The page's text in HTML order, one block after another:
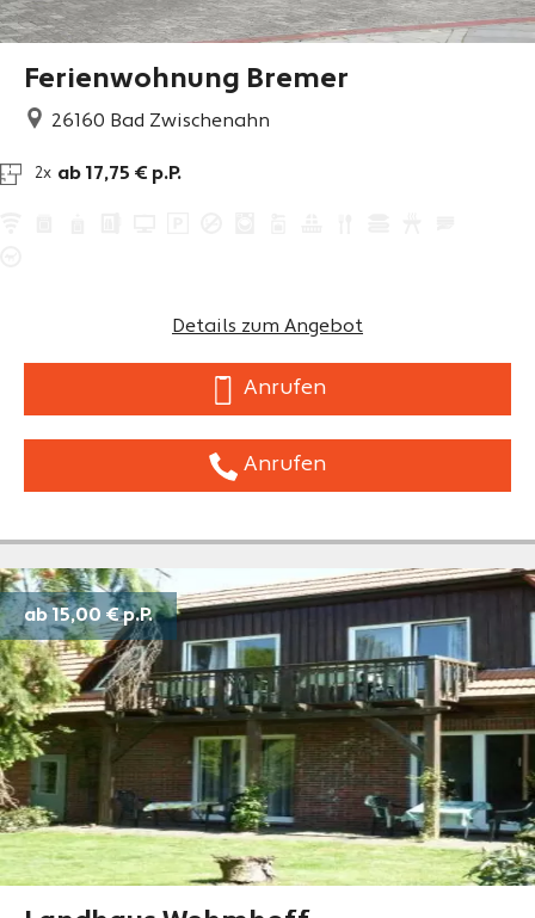
Ferienwohnung Bremer
26160 Bad Zwischenahn
2x ab 17,75 € p.P.
Details zum Angebot
Anrufen
Anrufen
ab 15,00 €p.P.